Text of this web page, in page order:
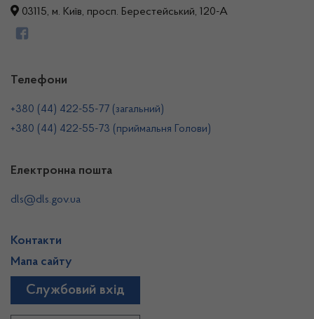
03115, м. Київ, просп. Берестейський, 120-А
Телефони
+380 (44) 422-55-77 (загальний)
+380 (44) 422-55-73 (приймальня Голови)
Електронна пошта
dls@dls.gov.ua
Контакти
Мапа сайту
Службовий вхід